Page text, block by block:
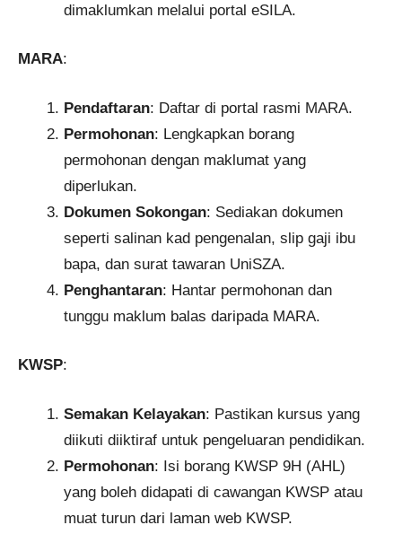
dimaklumkan melalui portal eSILA.
MARA:
Pendaftaran: Daftar di portal rasmi MARA.
Permohonan: Lengkapkan borang
permohonan dengan maklumat yang
diperlukan.
Dokumen Sokongan: Sediakan dokumen
seperti salinan kad pengenalan, slip gaji ibu
bapa, dan surat tawaran UniSZA.
Penghantaran: Hantar permohonan dan
tunggu maklum balas daripada MARA.
KWSP:
Semakan Kelayakan: Pastikan kursus yang
diikuti diiktiraf untuk pengeluaran pendidikan.
Permohonan: Isi borang KWSP 9H (AHL)
yang boleh didapati di cawangan KWSP atau
muat turun dari laman web KWSP.